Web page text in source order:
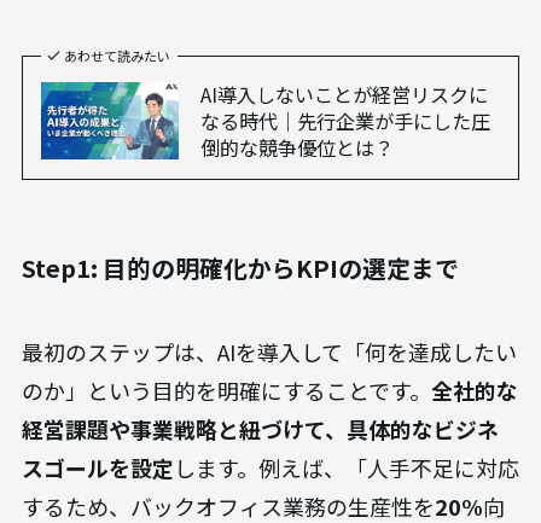
あわせて読みたい
AI導入しないことが経営リスクに
なる時代｜先行企業が手にした圧
倒的な競争優位とは？
Step1: 目的の明確化からKPIの選定まで
最初のステップは、AIを導入して「何を達成したい
のか」という目的を明確にすることです。 全社的な
経営課題や事業戦略と紐づけて、具体的なビジネ
スゴールを設定します。例えば、「人手不足に対応
するため、バックオフィス業務の生産性を20%向